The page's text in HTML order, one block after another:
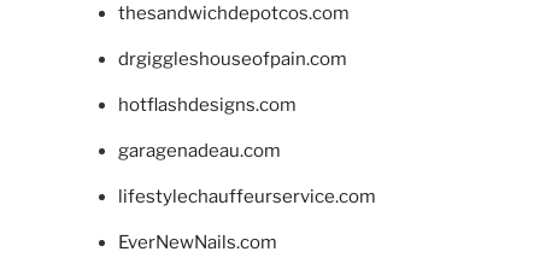
thesandwichdepotcos.com
drgiggleshouseofpain.com
hotflashdesigns.com
garagenadeau.com
lifestylechauffeurservice.com
EverNewNails.com